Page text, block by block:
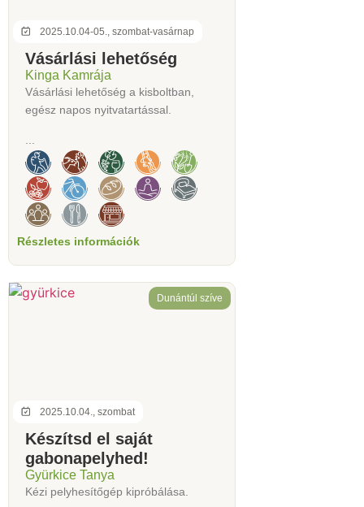
2025.10.04-05., szombat-vasárnap
Vásárlási lehetőség
Kinga Kamrája
Vásárlási lehetőség a kisboltban,
egész napos nyitvatartással.
Részletes információk
2025.10.04., szombat
Dunántúl szíve
Készítsd el saját
gabonapelyhed!
Gyürkice Tanya
Kézi pelyhesítőgép kipróbálása.